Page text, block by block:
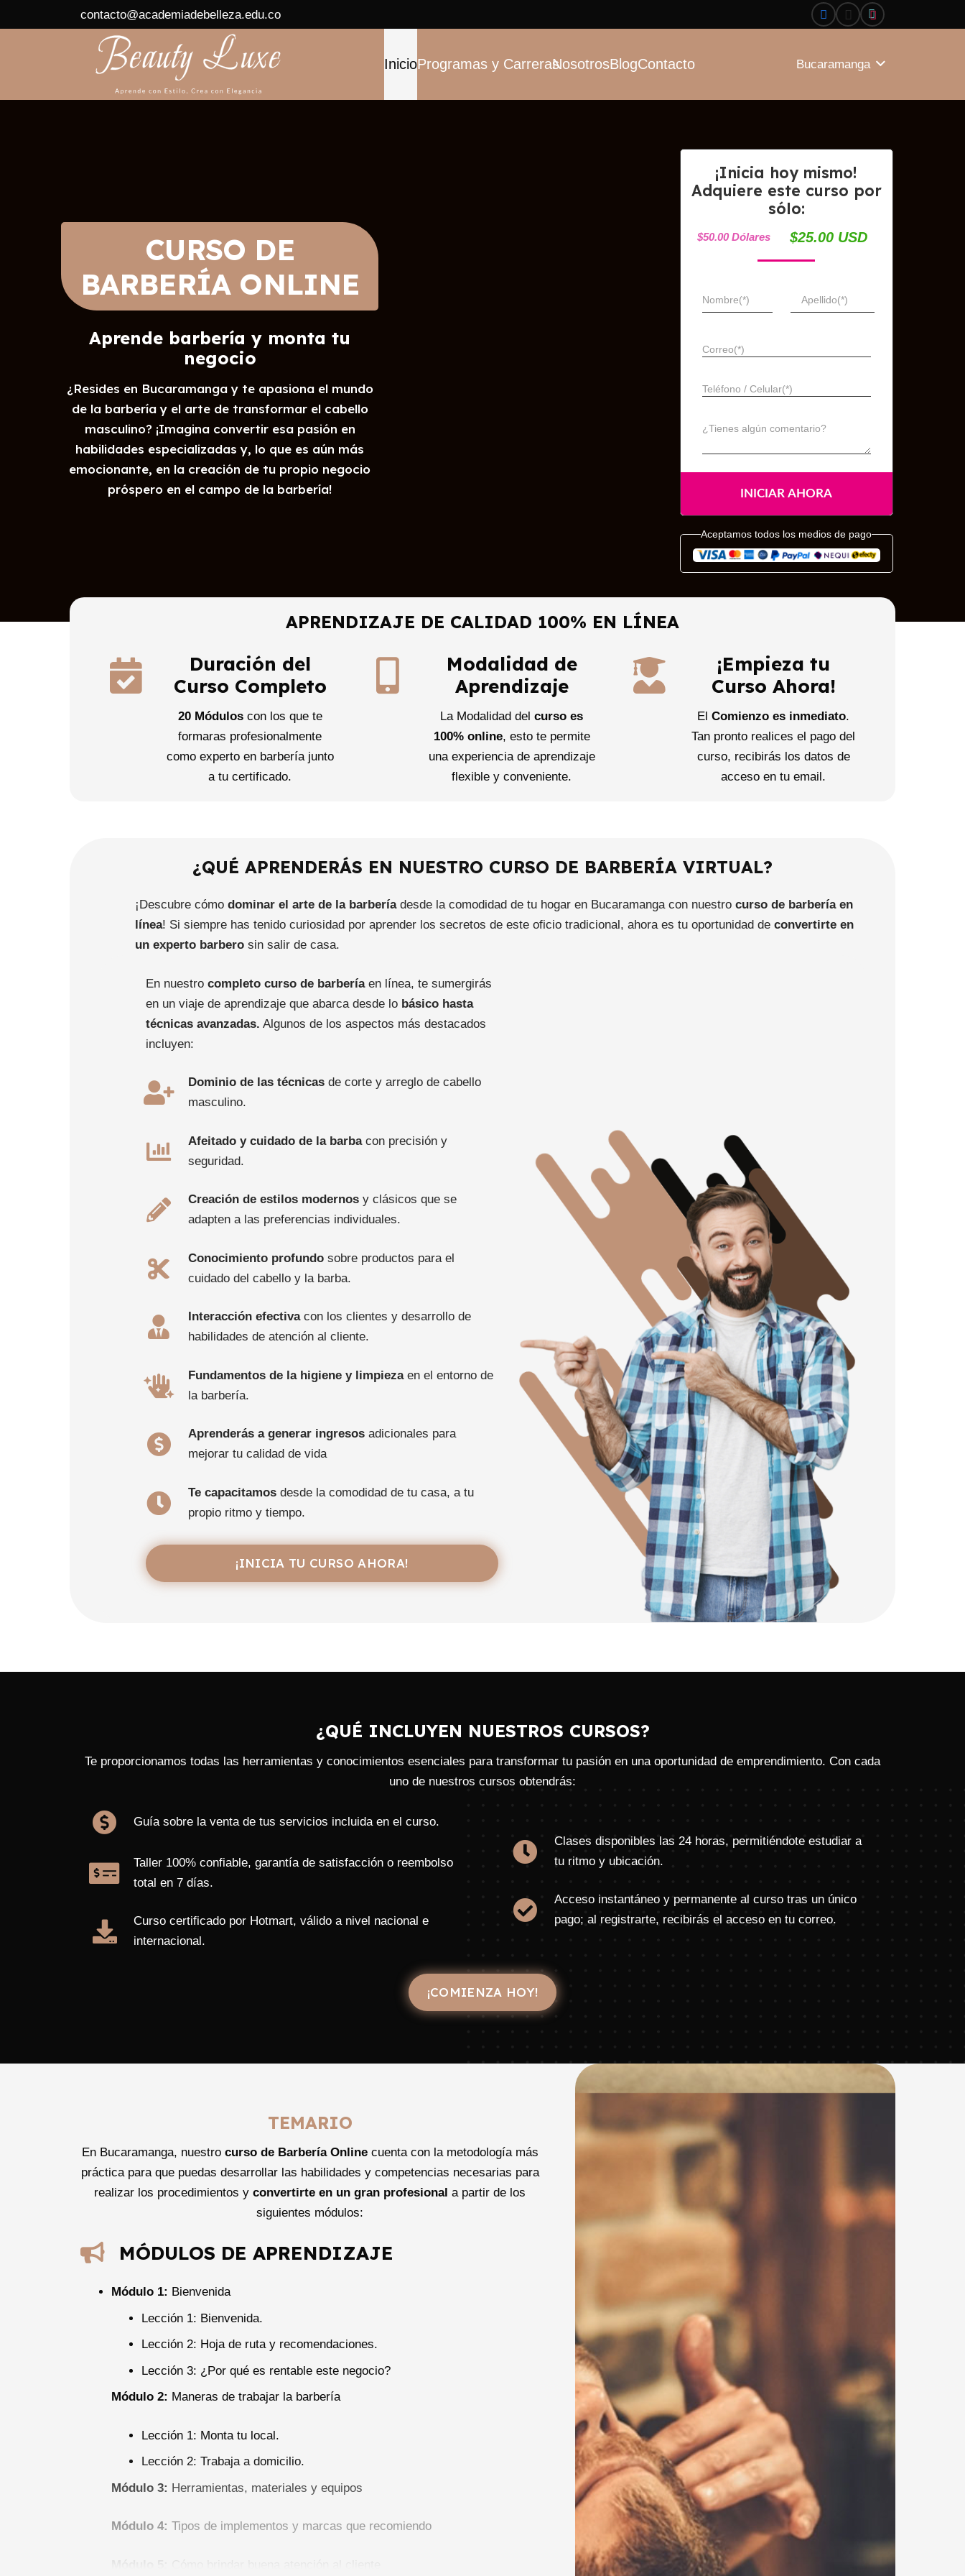
contacto@academiadebelleza.edu.co
InicioProgramas y CarrerasNosotrosBlogContacto Bucaramanga
CURSO DE
BARBERÍA ONLINE
Aprende barbería y monta tu
negocio
¿Resides en Bucaramanga y te apasiona el mundo
de la barbería y el arte de transformar el cabello
masculino? ¡Imagina convertir esa pasión en
habilidades especializadas y, lo que es aún más
emocionante, en la creación de tu propio negocio
próspero en el campo de la barbería!
¡Inicia hoy mismo!
Adquiere este curso por
sólo:
$50.00 Dólares $25.00 USD
Nombre(*) Apellido(*)
Correo(*)
Teléfono / Celular(*)
¿Tienes algún comentario?
Aceptamos todos los medios de pago
APRENDIZAJE DE CALIDAD 100% EN LÍNEA
Duración del
Curso Completo
20 Móduloscon los que te
formaras profesionalmente
como experto en barbería junto
a tu certificado.
Modalidad de
Aprendizaje
La Modalidad delcurso es
100% online, esto te permite
una experiencia de aprendizaje
flexible y conveniente.
¡Empieza tu
Curso Ahora!
ElComienzo es inmediato.
Tan pronto realices el pago del
curso, recibirás los datos de
acceso en tu email.
¿QUÉ APRENDERÁS EN NUESTRO CURSO DE BARBERÍA VIRTUAL?
¡Descubre cómo dominar el arte de la barberíadesde la comodidad de tu hogar en Bucaramanga con nuestro curso de barbería en
línea! Si siempre has tenido curiosidad por aprender los secretos de este oficio tradicional, ahora es tu oportunidad de convertirte en
un experto barberosin salir de casa.
En nuestro completo curso de barberíaen línea, te sumergirás
en un viaje de aprendizaje que abarca desde lo básico hasta
técnicas avanzadas. Algunos de los aspectos más destacados
incluyen:
Dominio de las técnicasde corte y arreglo de cabello
masculino.
Afeitado y cuidado de la barbacon precisión y
seguridad.
Creación de estilos modernosy clásicos que se
adapten a las preferencias individuales.
Conocimiento profundosobre productos para el
cuidado del cabello y la barba.
Interacción efectivacon los clientes y desarrollo de
habilidades de atención al cliente.
Fundamentos de la higiene y limpiezaen el entorno de
la barbería.
Aprenderás a generar ingresosadicionales para
mejorar tu calidad de vida
Te capacitamosdesde la comodidad de tu casa, a tu
propio ritmo y tiempo.
¡INICIA TU CURSO AHORA!
¿QUÉ INCLUYEN NUESTROS CURSOS?
Te proporcionamos todas las herramientas y conocimientos esenciales para transformar tu pasión en una oportunidad de emprendimiento. Con cada
uno de nuestros cursos obtendrás:
Guía sobre la venta de tus servicios incluida en el curso.
Taller 100% confiable, garantía de satisfacción o reembolso
total en 7 días.
Curso certificado por Hotmart, válido a nivel nacional e
internacional.
Clases disponibles las 24 horas, permitiéndote estudiar a
tu ritmo y ubicación.
Acceso instantáneo y permanente al curso tras un único
pago; al registrarte, recibirás el acceso en tu correo.
¡COMIENZA HOY!
TEMARIO
En Bucaramanga, nuestro curso de Barbería Onlinecuenta con la metodología más
práctica para que puedas desarrollar las habilidades y competencias necesarias para
realizar los procedimientos yconvertirte en un gran profesional a partir de los
siguientes módulos:
MÓDULOS DE APRENDIZAJE
Módulo 1: Bienvenida
Lección 1: Bienvenida.
Lección 2: Hoja de ruta y recomendaciones.
Lección 3: ¿Por qué es rentable este negocio?
Módulo 2: Maneras de trabajar la barbería
Lección 1: Monta tu local.
Lección 2: Trabaja a domicilio.
Módulo 3: Herramientas, materiales y equipos
Módulo 4: Tipos de implementos y marcas que recomiendo